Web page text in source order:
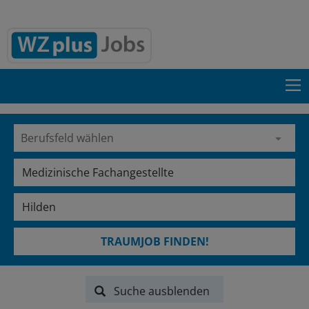
TRAUMJOB FINDEN!
Suche ausblenden